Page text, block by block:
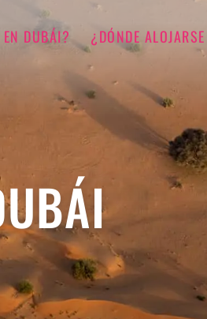
DUBÁI? ¿DÓNDE